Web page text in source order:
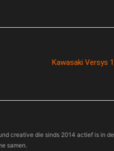
Kawasaki Versys
creative die sinds 2014 actief is in
samen.